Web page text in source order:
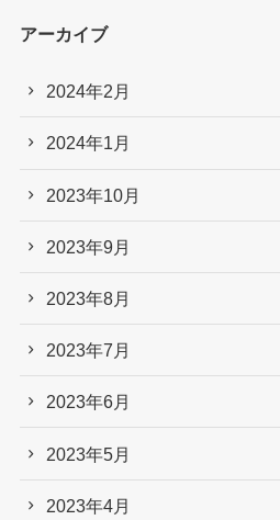
アーカイブ
2024年2月
2024年1月
2023年10月
2023年9月
2023年8月
2023年7月
2023年6月
2023年5月
2023年4月